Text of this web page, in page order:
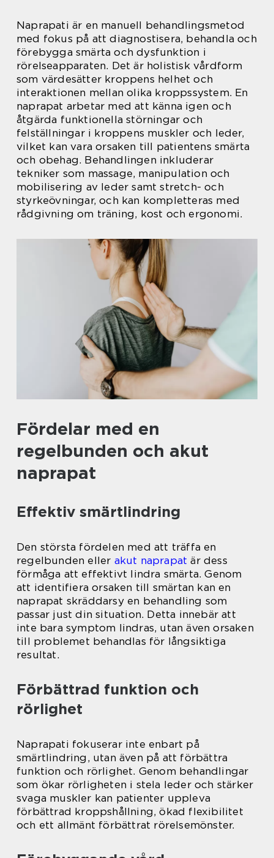
Naprapati är en manuell behandlingsmetod
med fokus på att diagnostisera, behandla och
förebygga smärta och dysfunktion i
rörelseapparaten. Det är holistisk vårdform
som värdesätter kroppens helhet och
interaktionen mellan olika kroppssystem. En
naprapat arbetar med att känna igen och
åtgärda funktionella störningar och
felställningar i kroppens muskler och leder,
vilket kan vara orsaken till patientens smärta
och obehag. Behandlingen inkluderar
tekniker som massage, manipulation och
mobilisering av leder samt stretch- och
styrkeövningar, och kan kompletteras med
rådgivning om träning, kost och ergonomi.
Fördelar med en
regelbunden och akut
naprapat
Effektiv smärtlindring
Den största fördelen med att träffa en
regelbunden eller akut naprapat är dess
förmåga att effektivt lindra smärta. Genom
att identifiera orsaken till smärtan kan en
naprapat skräddarsy en behandling som
passar just din situation. Detta innebär att
inte bara symptom lindras, utan även orsaken
till problemet behandlas för långsiktiga
resultat.
Förbättrad funktion och
rörlighet
Naprapati fokuserar inte enbart på
smärtlindring, utan även på att förbättra
funktion och rörlighet. Genom behandlingar
som ökar rörligheten i stela leder och stärker
svaga muskler kan patienter uppleva
förbättrad kroppshållning, ökad flexibilitet
och ett allmänt förbättrat rörelsemönster.